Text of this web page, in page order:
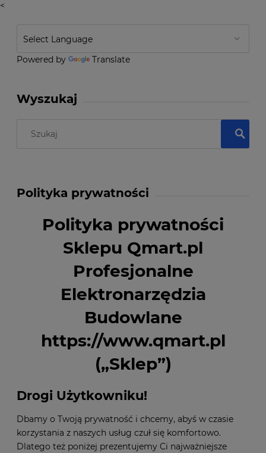
<
Powered by Translate
Wyszukaj
Polityka prywatności
Polityka prywatności
Sklepu Qmart.pl
Profesjonalne
Elektronarzędzia
Budowlane
https://www.qmart.pl
(„Sklep”)
Drogi Użytkowniku!
Dbamy o Twoją prywatność i chcemy, abyś w czasie
korzystania z naszych usług czuł się komfortowo.
Dlatego też poniżej prezentujemy Ci najważniejsze